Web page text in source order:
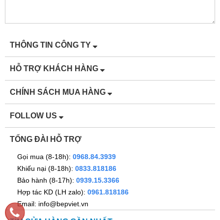
THÔNG TIN CÔNG TY
HỖ TRỢ KHÁCH HÀNG
CHÍNH SÁCH MUA HÀNG
FOLLOW US
TỔNG ĐÀI HỖ TRỢ
Gọi mua (8-18h): 0968.84.3939
Khiếu nại (8-18h): 0833.818186
Bảo hành (8-17h): 0939.15.3366
Hợp tác KD (LH zalo): 0961.818186
Email: info@bepviet.vn